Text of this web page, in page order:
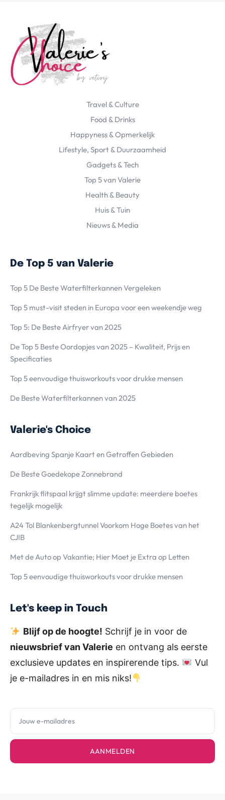
Travel & Culture
Food & Drinks
Happyness & Opmerkelijk
Lifestyle, Sport & Duurzaamheid
Gadgets & Tech
Top 5 van Valerie
Health & Beauty
Huis & Tuin
Nieuws & Media
De Top 5 van Valerie
Top 5 De Beste Waterfilterkannen Vergeleken
Top 5 must-visit steden in Europa voor een weekendje weg
Top 5: De Beste Airfryer van 2025
De Top 5 Beste Oordopjes van 2025 – Kwaliteit, Prijs en
Specificaties
Top 5 eenvoudige thuisworkouts voor drukke mensen
De Beste Waterfilterkannen van 2025
Valerie's Choice
Aardbeving Spanje Kaart en Getroffen Gebieden
De Beste Goedekope Zonnebrand
Frankrijk flitspaal krijgt slimme update: meerdere boetes
tegelijk mogelijk
A24 Tol Blankenbergtunnel Voorkom Hoge Boetes van het
CJIB
Met de Auto op Vakantie; Hier Moet je Extra op Letten
Top 5 eenvoudige thuisworkouts voor drukke mensen
Let's keep in Touch
Blijf op de hoogte! Schrijf je in voor de
nieuwsbrief van Valerie en ontvang als eerste
exclusieve updates en inspirerende tips.
Vul
je e-mailadres in en mis niks!
AANMELDEN